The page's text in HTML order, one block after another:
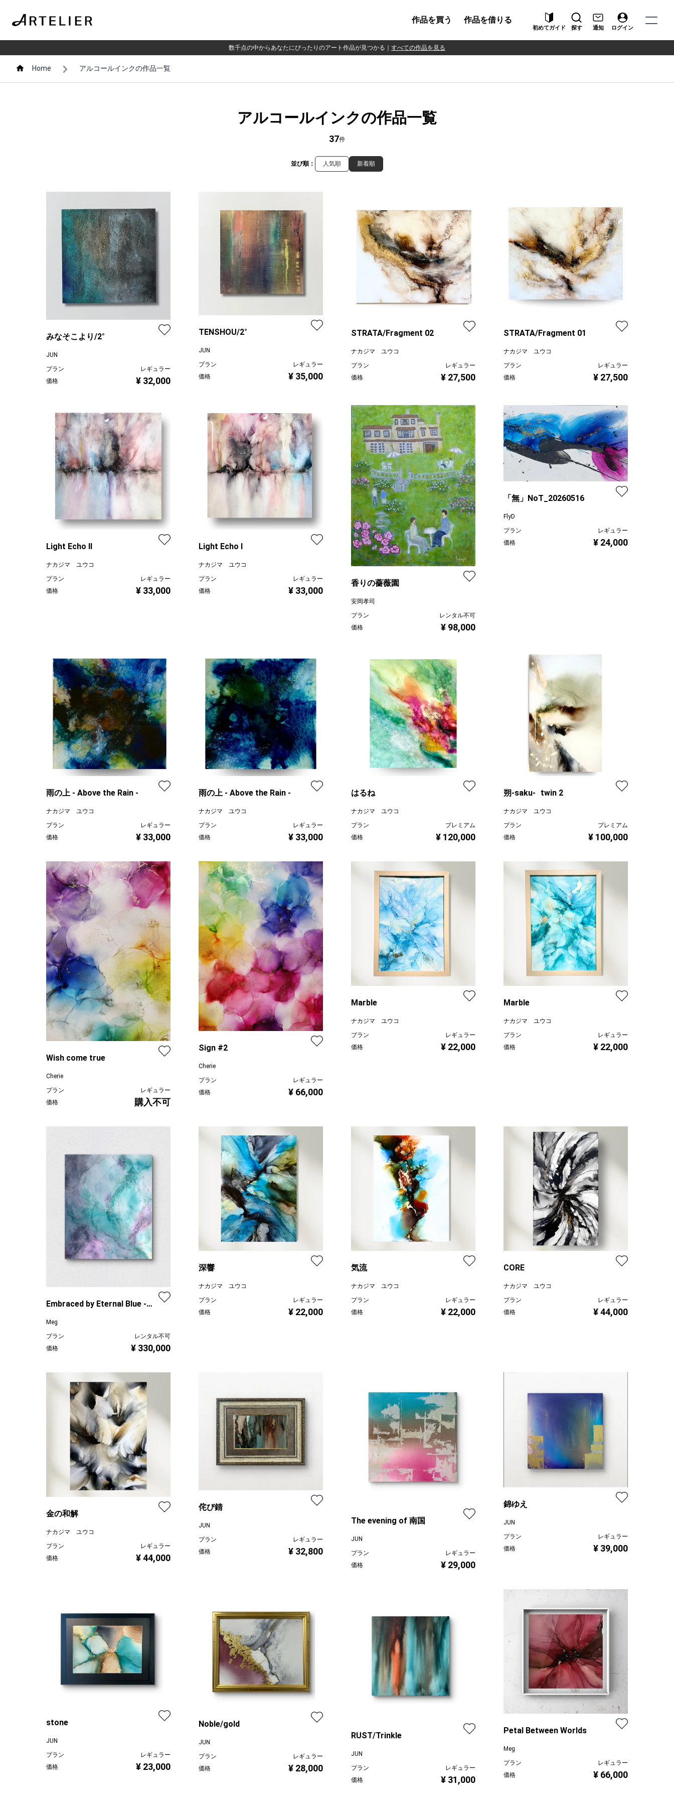
作品を買う 作品を借りる
初めてガイド 探す 通知 ログイン
数千点の中からあなたにぴったりのアート作品が見つかる すべての作品を見る
Home アルコールインクの作品一覧
アルコールインクの作品一覧
37件
並び順： 人気順 新着順
みなそこより/2°
JUN
プラン
レギュラー
価格
¥ 32,000
TENSHOU/2°
JUN
プラン
レギュラー
価格
¥ 35,000
STRATA/Fragment 02
ナカジマ ユウコ
プラン
レギュラー
価格
¥ 27,500
STRATA/Fragment 01
ナカジマ ユウコ
プラン
レギュラー
価格
¥ 27,500
Light Echo Ⅱ
ナカジマ ユウコ
プラン
レギュラー
価格
¥ 33,000
Light Echo I
ナカジマ ユウコ
プラン
レギュラー
価格
¥ 33,000
香りの薔薇園
安岡孝司
プラン
レンタル不可
価格
¥ 98,000
「無」NoT_20260516
FlyD
プラン
レギュラー
価格
¥ 24,000
雨の上 - Above the Rain -
ナカジマ ユウコ
プラン
レギュラー
価格
¥ 33,000
雨の上 - Above the Rain -
ナカジマ ユウコ
プラン
レギュラー
価格
¥ 33,000
はるね
ナカジマ ユウコ
プラン
プレミアム
価格
¥ 120,000
朔-saku- twin 2
ナカジマ ユウコ
プラン
プレミアム
価格
¥ 100,000
Wish come true
Cherie
プラン
レギュラー
価格
購入不可
Sign #2
Cherie
プラン
レギュラー
価格
¥ 66,000
Marble
ナカジマ ユウコ
プラン
レギュラー
価格
¥ 22,000
Marble
ナカジマ ユウコ
プラン
レギュラー
価格
¥ 22,000
Embraced by Eternal Blue -青
Meg
プラン
レンタル不可
価格
¥ 330,000
深響
ナカジマ ユウコ
プラン
レギュラー
価格
¥ 22,000
気流
ナカジマ ユウコ
プラン
レギュラー
価格
¥ 22,000
CORE
ナカジマ ユウコ
プラン
レギュラー
価格
¥ 44,000
金の和解
ナカジマ ユウコ
プラン
レギュラー
価格
¥ 44,000
侘び錆
JUN
プラン
レギュラー
価格
¥ 32,800
The evening of 南国
JUN
プラン
レギュラー
価格
¥ 29,000
錦ゆえ
JUN
プラン
レギュラー
価格
¥ 39,000
stone
JUN
プラン
レギュラー
価格
¥ 23,000
Noble/gold
JUN
プラン
レギュラー
価格
¥ 28,000
RUST/Trinkle
JUN
プラン
レギュラー
価格
¥ 31,000
Petal Between Worlds
Meg
プラン
レギュラー
価格
¥ 66,000